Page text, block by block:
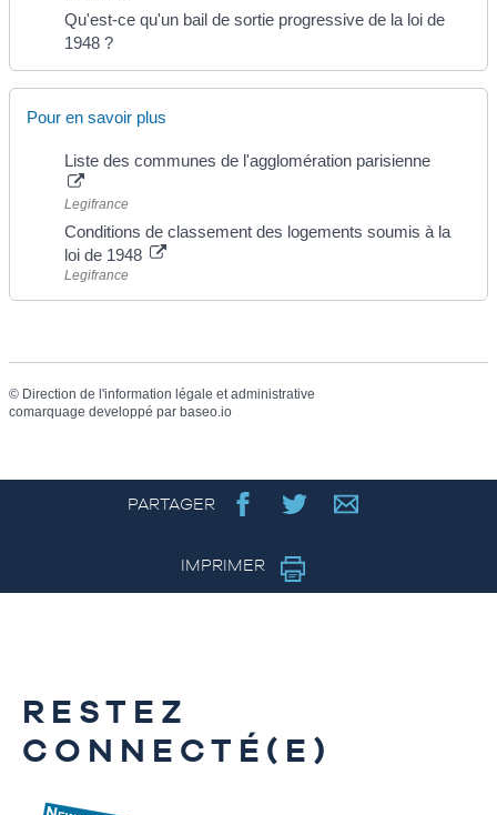
Qu'est-ce qu'un bail de sortie progressive de la loi de
1948 ?
Pour en savoir plus
Liste des communes de l'agglomération parisienne
Legifrance
Conditions de classement des logements soumis à la
loi de 1948
Legifrance
© Direction de l'information légale et administrative
comarquage developpé par baseo.io
PARTAGER
IMPRIMER
RESTEZ
CONNECTÉ(E)